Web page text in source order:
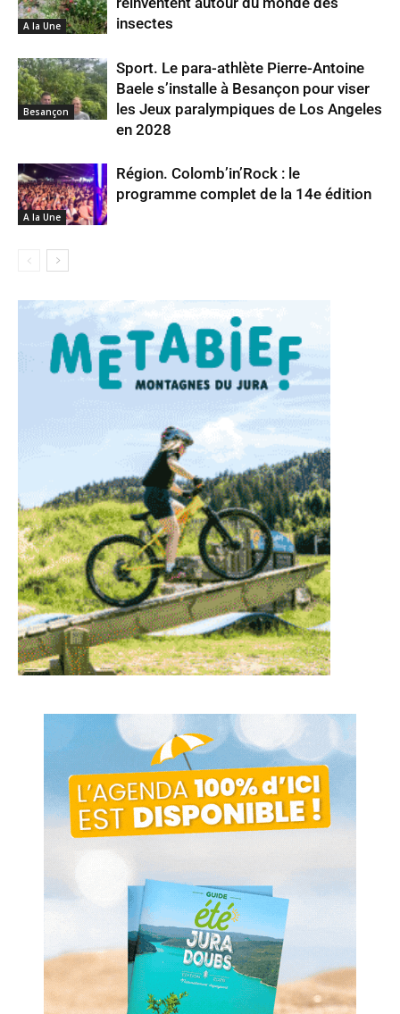
A la Une
insectes
Besançon
Sport. Le para-athlète Pierre-Antoine
Baele s’installe à Besançon pour viser
les Jeux paralympiques de Los Angeles
en 2028
A la Une
Région. Colomb’in’Rock : le
programme complet de la 14e édition